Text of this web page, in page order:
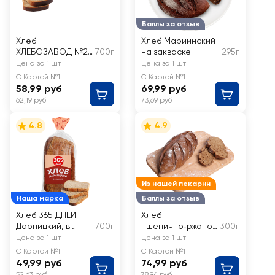
Хлеб
ХЛЕБОЗАВОД №22
Дарницкий
700г
Цена за 1 шт
С Картой №1
58,99 руб
62,19 руб
Баллы за отзыв
Хлеб Мариинский
на закваске
295г
Цена за 1 шт
С Картой №1
69,99 руб
73,69 руб
Наша марка
4.8
Хлеб 365 ДНЕЙ
Дарницкий, в
нарезке
700г
Цена за 1 шт
С Картой №1
49,99 руб
Из нашей пекарни
Баллы за отзыв
4.9
Хлеб
пшенично‑ржаной
бездрожжевой
ЛЕНТА FRESH
300г
Цена за 1 шт
С Картой №1
74,99 руб